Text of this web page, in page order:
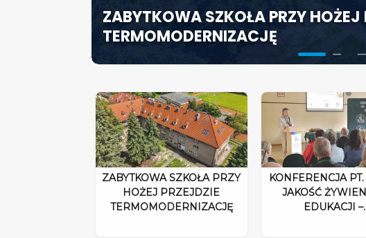
ZABYTKOWA SZKOŁA PRZY HOŻEJ
TERMOMODERNIZACJĘ
ODPOWIEDZIALNOŚĆ DYREKTORA
ROZPORZĄDZENIA 2026”
SZCZECIN ROZWIJA EDUKACJĘ
SPECJALISTYCZNE CENTRUM
ZABYTKOWA SZKOŁA PRZY
HOŻEJ PRZEJDZIE
TERMOMODERNIZACJĘ
KONFERENCJA
JAKOŚĆ
EDUKACJI